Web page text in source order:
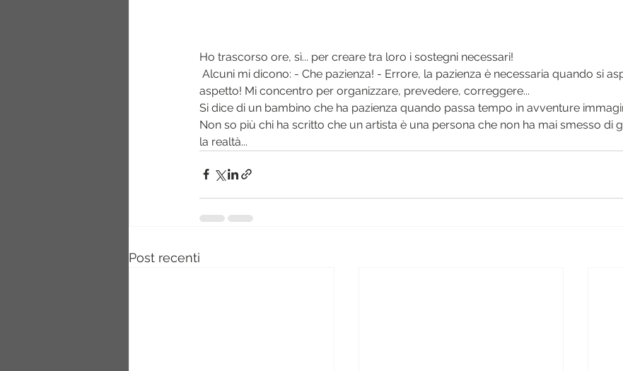
Ho trascorso ore, sì... per creare tra loro i sostegni necessari!
aspetto! Mi concentro per organizzare, prevedere, correggere...
Si dice di un bambino che ha pazienza quando passa tempo in avventure
Non so più chi ha scritto che un artista è una persona che non ha mai smesso di
la realtà...
Post recenti